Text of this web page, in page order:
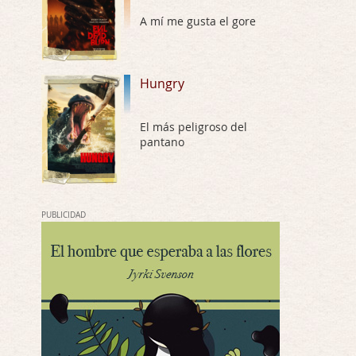
Las 10 películas gore de Almas
Oscuras
Por: JORDI CRUYFF
Possession
Por: Chupasangre
Mi opinión en su día. Su duracion me ha …
El eslabón podrido
Possession
Posesión Infernal: En Llamas
Por: FrancHis
A mí me gusta el gore
Hungry
El más peligroso del
pantano
PUBLICIDAD